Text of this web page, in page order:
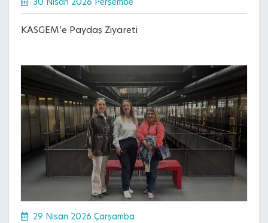
KASGEM’e Paydaş Ziyareti
29 Nisan 2026 Çarşamba